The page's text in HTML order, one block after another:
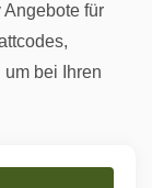
für
bei Ihren